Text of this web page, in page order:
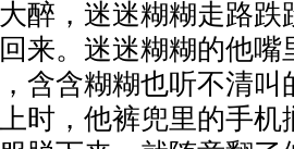
醉，迷迷糊糊走路跌
来。迷迷糊糊的他嘴
含含糊糊也听不清叫
时，他裤兜里的手机